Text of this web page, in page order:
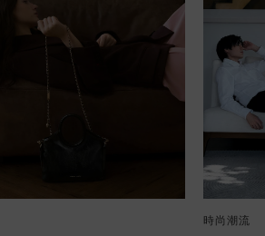
時尚潮流